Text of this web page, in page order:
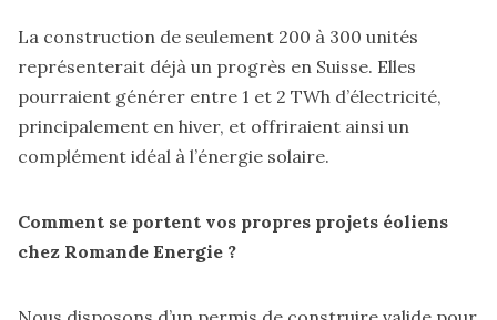
La construction de seulement 200 à 300 unités
représenterait déjà un progrès en Suisse. Elles
pourraient générer entre 1 et 2 TWh d’électricité,
principalement en hiver, et offriraient ainsi un
complément idéal à l’énergie solaire.
Comment se portent vos propres projets éoliens
chez Romande Energie ?